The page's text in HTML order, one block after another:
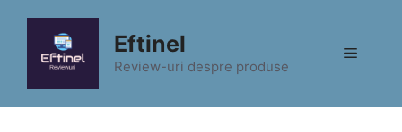
conținut
Eftinel
Review-uri despre produse
Meniu